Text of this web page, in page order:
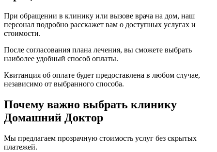
При обращении в клинику или вызове врача на дом, наш
персонал подробно расскажет вам о доступных услугах и
стоимости.
После согласования плана лечения, вы сможете выбрать
наиболее удобный способ оплаты.
Квитанция об оплате будет предоставлена в любом случае,
независимо от выбранного способа.
Почему важно выбрать клинику
Домашний Доктор
Мы предлагаем прозрачную стоимость услуг без скрытых
платежей.